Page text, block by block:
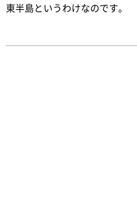
東半島というわけなのです。